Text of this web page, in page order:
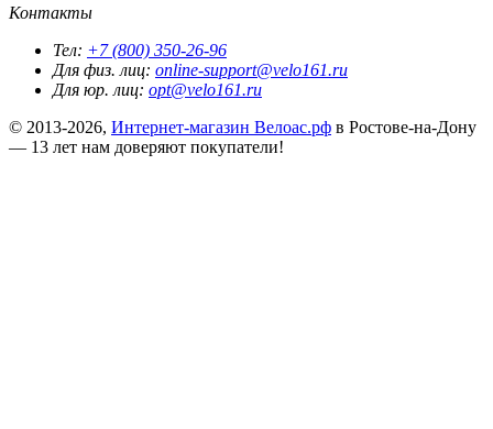
Контакты
Тел: +7 (800) 350-26-96
Для физ. лиц: online-support@velo161.ru
Для юр. лиц: opt@velo161.ru
© 2013-2026, Интернет-магазин Велоас.рф в Ростове-на-Дону
— 13 лет нам доверяют покупатели!